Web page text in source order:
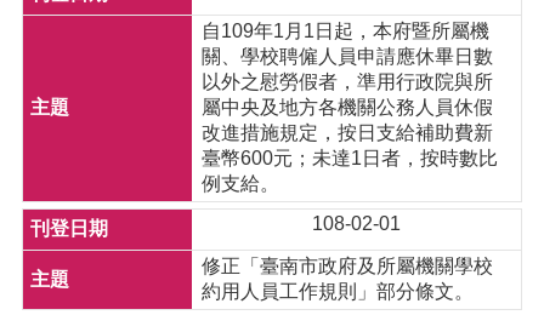
自109年1月1日起，本府暨所屬機
關、學校聘僱人員申請應休畢日數
以外之慰勞假者，準用行政院與所
屬中央及地方各機關公務人員休假
改進措施規定，按日支給補助費新
臺幣600元；未達1日者，按時數比
例支給。
108-02-01
修正「臺南市政府及所屬機關學校
約用人員工作規則」部分條文。